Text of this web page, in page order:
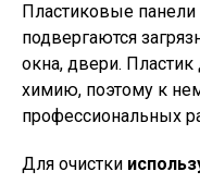
Пластиковые панели
подвергаются
окна, двери. Пластик
химию, поэтому к
профессиональных
Для очистки